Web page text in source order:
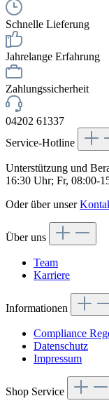
Schnelle Lieferung
Jahrelange Erfahrung
Zahlungssicherheit
04202 61337
Service-Hotline
Unterstützung und
16:30 Uhr; Fr, 08:00-
Oder über unser
Über uns
Team
Karriere
Informationen
Compliance
Datenschutz
Impressum
Shop Service